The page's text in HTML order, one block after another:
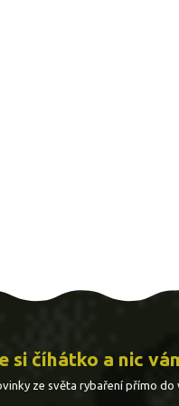
si číhátko a nic
ze světa rybaření přímo do